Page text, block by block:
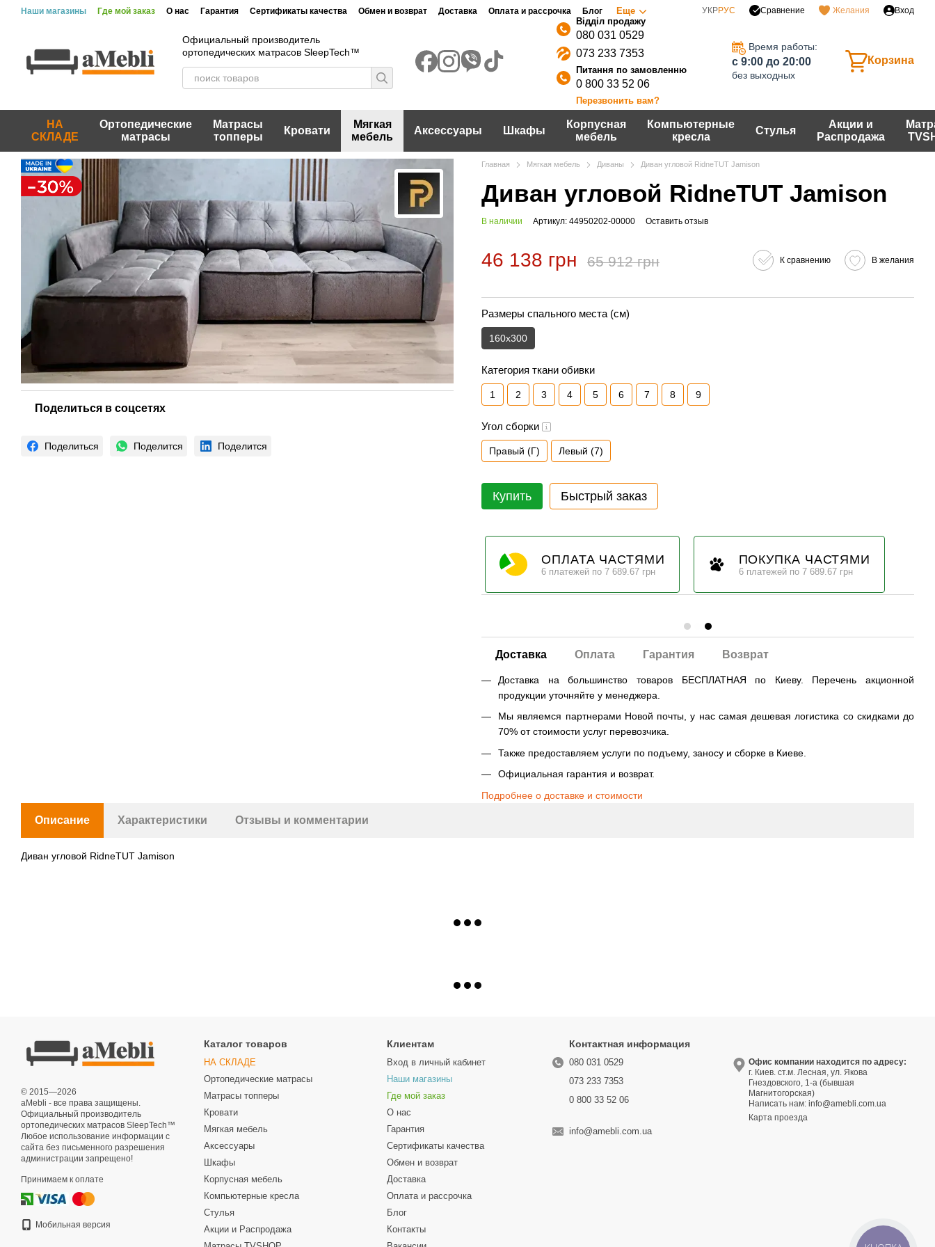
Перейти к основному контенту
Наши магазины Где мой заказ О нас Гарантия Сертификаты качества Обмен и возврат Доставка Оплата и рассрочка Блог Еще УКРРУС Сравнение Желания Вход
Официальный производитель
ортопедических матрасов SleepTech™
080 031 0529
073 233 7353
0 800 33 52 06
Перезвонить вам?
Время работы:
c 9:00 до 20:00
без выходных
Корзина
НА
СКЛАДЕ
Ортопедические
матрасы
Матрасы
топперы
Кровати
Мягкая
мебель
Аксессуары Шкафы
Корпусная
мебель
Компьютерные
кресла
Стулья
Акции и
Распродажа
Поделиться в соцсетях
Поделиться Поделится Поделится
Главная Мягкая мебель Диваны Диван угловой RidneTUT Jamison
Диван угловой RidneTUT Jamison
В наличии Артикул: 44950202-00000 Оставить отзыв
46 138 грн 65 912 грн К сравнению В желания
Размеры спального места (см)
160x300
Категория ткани обивки
1 2 3 4 5 6 7 8 9
Угол сборки
Правый (Г) Левый (7)
Купить Быстрый заказ
ОПЛАТА ЧАСТЯМИ
6 платежей по 7 689.67 грн
ПОКУПКА ЧАСТЯМИ
6 платежей по 7 689.67 грн
Доставка Оплата Гарантия Возврат
Доставка на большинство товаров БЕСПЛАТНАЯ по Киеву. Перечень акционной
продукции уточняйте у менеджера.
Мы являемся партнерами Новой почты, у нас самая дешевая логистика со скидками до
70% от стоимости услуг перевозчика.
Также предоставляем услуги по подъему, заносу и сборке в Киеве.
Официальная гарантия и возврат.
Подробнее о доставке и стоимости
Описание Характеристики Отзывы и комментарии
Диван угловой RidneTUT Jamison
© 2015—2026
aMebli - все права защищены.
Официальный производитель
ортопедических матрасов SleepTech™
Любое использование информации с
сайта без письменного разрешения
администрации запрещено!
Принимаем к оплате
Мобильная версия
Каталог товаров
НА СКЛАДЕ
Ортопедические матрасы
Матрасы топперы
Кровати
Мягкая мебель
Аксессуары
Шкафы
Корпусная мебель
Компьютерные кресла
Стулья
Акции и Распродажа
Клиентам
Вход в личный кабинет
Наши магазины
Где мой заказ
О нас
Гарантия
Сертификаты качества
Обмен и возврат
Доставка
Оплата и рассрочка
Блог
Контакты
Контактная информация
080 031 0529
073 233 7353
0 800 33 52 06
info@amebli.com.ua
Офис компании находится по адресу:
г. Киев. ст.м. Лесная, ул. Якова
Гнездовского, 1-а (бывшая
Магнитогорская)
Написать нам:info@amebli.com.ua
Карта проезда